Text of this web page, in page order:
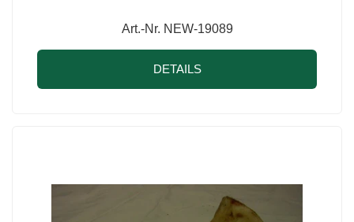
Art.-Nr. NEW-19089
DETAILS